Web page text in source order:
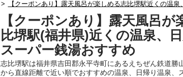
> 【クーポンあり】露天風呂が楽しめる志比堺駅近くの温
【クーポンあり】露天風呂が
比堺駅(福井県)近くの温泉、日
スーパー銭湯おすすめ
志比堺駅は福井県吉田郡永平寺町にあるえちぜん鉄道
から直線距離で近い順でおすすめの温泉、日帰り温泉、